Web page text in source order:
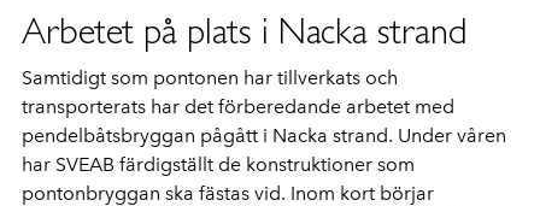
Arbetet på plats i Nacka strand
Samtidigt som pontonen har tillverkats och
transporterats har det förberedande arbetet med
pendelbåtsbryggan pågått i Nacka strand. Under våren
har SVEAB färdigställt de konstruktioner som
pontonbryggan ska fästas vid. Inom kort börjar